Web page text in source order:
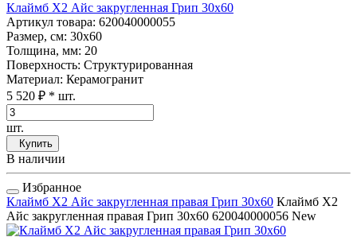
Клаймб Х2 Айс закругленная Грип 30x60
Артикул товара: 620040000055
Размер, см: 30x60
Толщина, мм: 20
Поверхность: Структурированная
Материал: Керамогранит
5 520 ₽ * шт.
шт.
Купить
В наличии
Избранное
Клаймб Х2 Айс закругленная правая Грип 30x60 Клаймб Х2
Айс закругленная правая Грип 30x60 620040000056 New